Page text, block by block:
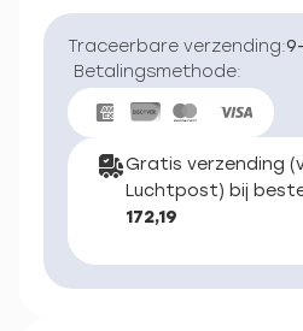
Traceerbare verzending:
Betalingsmethode:
Gratis verzending
Luchtpost) bij
172,19